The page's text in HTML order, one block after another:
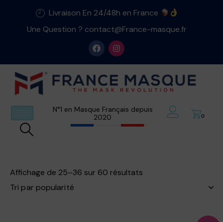
Livraison En 24/48h en France
Une Question ? contact@France-masque.fr
N°1 en Masque Français depuis
2020
0
Affichage de 25–36 sur 60 résultats